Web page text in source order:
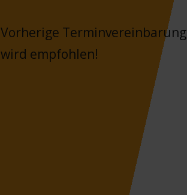
Vorherige Terminvereinbarung
wird empfohlen!